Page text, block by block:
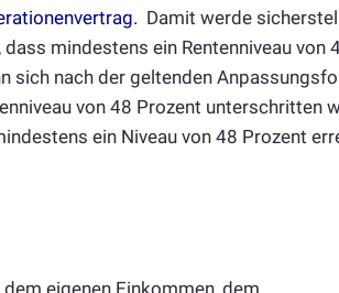
Damit werde
mindestens ein Rentenniveau von
sich nach der geltenden
von 48 Prozent unterschritten
ein Niveau von 48 Prozent
eigenen Einkommen, dem